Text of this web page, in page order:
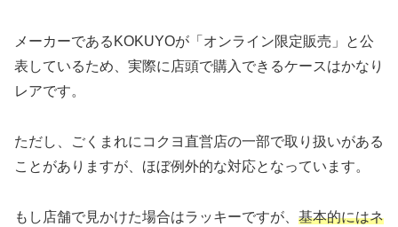
メーカーであるKOKUYOが「オンライン限定販売」と公
表しているため、実際に店頭で購入できるケースはかなり
レアです。
ただし、ごくまれにコクヨ直営店の一部で取り扱いがある
ことがありますが、ほぼ例外的な対応となっています。
もし店舗で見かけた場合はラッキーですが、 基本的にはネ